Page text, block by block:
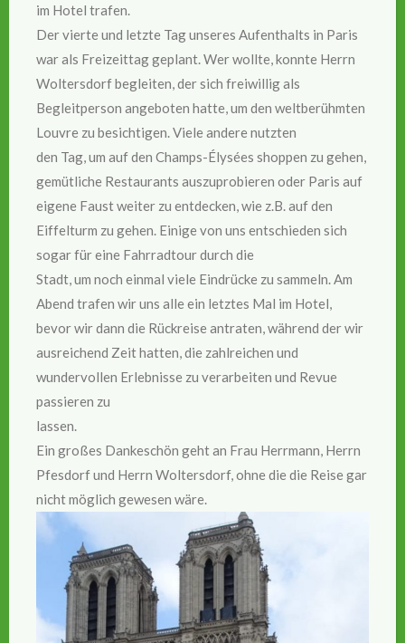
im Hotel trafen.
Der vierte und letzte Tag unseres Aufenthalts in Paris
war als Freizeittag geplant. Wer wollte, konnte Herrn
Woltersdorf begleiten, der sich freiwillig als
Begleitperson angeboten hatte, um den weltberühmten
Louvre zu besichtigen. Viele andere nutzten
den Tag, um auf den Champs-Élysées shoppen zu gehen,
gemütliche Restaurants auszuprobieren oder Paris auf
eigene Faust weiter zu entdecken, wie z.B. auf den
Eiffelturm zu gehen. Einige von uns entschieden sich
sogar für eine Fahrradtour durch die
Stadt, um noch einmal viele Eindrücke zu sammeln. Am
Abend trafen wir uns alle ein letztes Mal im Hotel,
bevor wir dann die Rückreise antraten, während der wir
ausreichend Zeit hatten, die zahlreichen und
wundervollen Erlebnisse zu verarbeiten und Revue
passieren zu
lassen.
Ein großes Dankeschön geht an Frau Herrmann, Herrn
Pfesdorf und Herrn Woltersdorf, ohne die die Reise gar
nicht möglich gewesen wäre.